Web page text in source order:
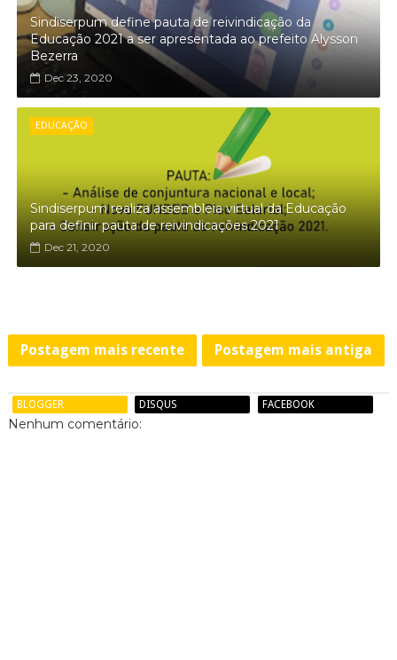
Sindiserpum define pauta de reivindicação da
Educação 2021 a ser apresentada ao prefeito Alysson
Bezerra
Dec 23, 2020
EDUCAÇÃO
Sindiserpum realiza assembleia virtual da Educação
para definir pauta de reivindicações 2021
Dec 21, 2020
Postagem mais recente Postagem mais antiga
BLOGGER DISQUS FACEBOOK
Nenhum comentário: